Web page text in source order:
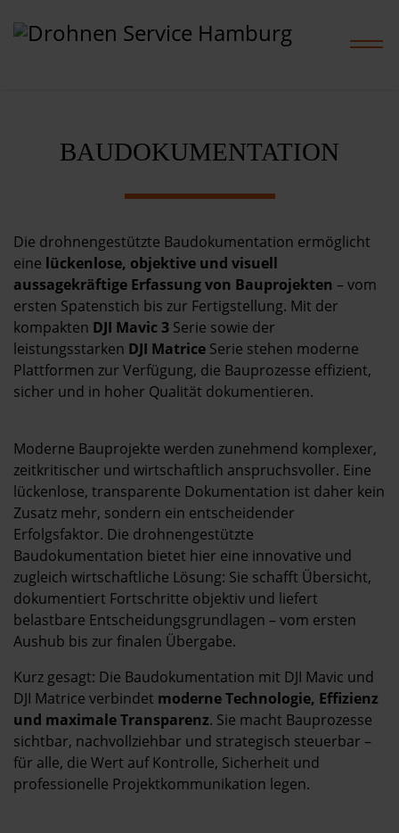
Home
Projekte
Preise
Shop
BAUDOKUMENTATION
Die drohnengestützte Baudokumentation ermöglicht
eine lückenlose, objektive und visuell
aussagekräftige Erfassung von Bauprojekten – vom
ersten Spatenstich bis zur Fertigstellung. Mit der
kompakten DJI Mavic 3 Serie sowie der
leistungsstarken DJI Matrice Serie stehen moderne
Plattformen zur Verfügung, die Bauprozesse effizient,
sicher und in hoher Qualität dokumentieren.
Moderne Bauprojekte werden zunehmend komplexer,
zeitkritischer und wirtschaftlich anspruchsvoller. Eine
lückenlose, transparente Dokumentation ist daher kein
Zusatz mehr, sondern ein entscheidender
Erfolgsfaktor. Die drohnengestützte
Baudokumentation bietet hier eine innovative und
zugleich wirtschaftliche Lösung: Sie schafft Übersicht,
dokumentiert Fortschritte objektiv und liefert
belastbare Entscheidungsgrundlagen – vom ersten
Aushub bis zur finalen Übergabe.
Kurz gesagt: Die Baudokumentation mit DJI Mavic und
DJI Matrice verbindet moderne Technologie, Effizienz
und maximale Transparenz. Sie macht Bauprozesse
sichtbar, nachvollziehbar und strategisch steuerbar –
für alle, die Wert auf Kontrolle, Sicherheit und
professionelle Projektkommunikation legen.